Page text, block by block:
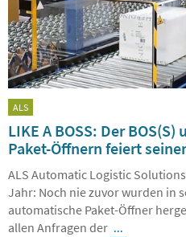
ALS
LIKE A BOSS: Der
Paket-Öffnern feiert
ALS Automatic Logistic
Jahr: Noch nie zuvor wurden in
automatische Paket-Öffner
allen Anfragen der ...